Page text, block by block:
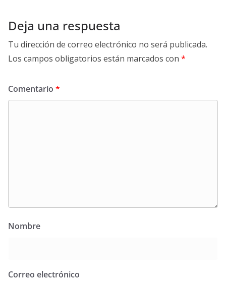
Deja una respuesta
Tu dirección de correo electrónico no será publicada.
Los campos obligatorios están marcados con *
Comentario *
Nombre
Correo electrónico